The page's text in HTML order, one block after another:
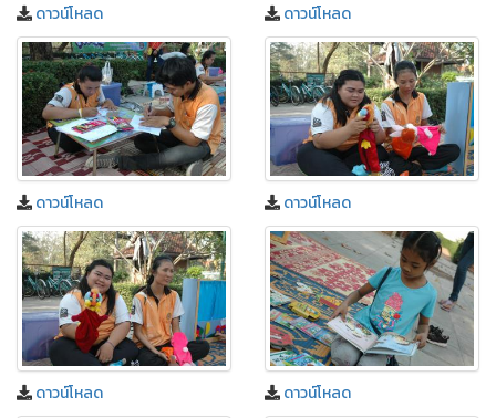
ดาวน์โหลด ดาวน์โหลด
ดาวน์โหลด ดาวน์โหลด
ดาวน์โหลด ดาวน์โหลด